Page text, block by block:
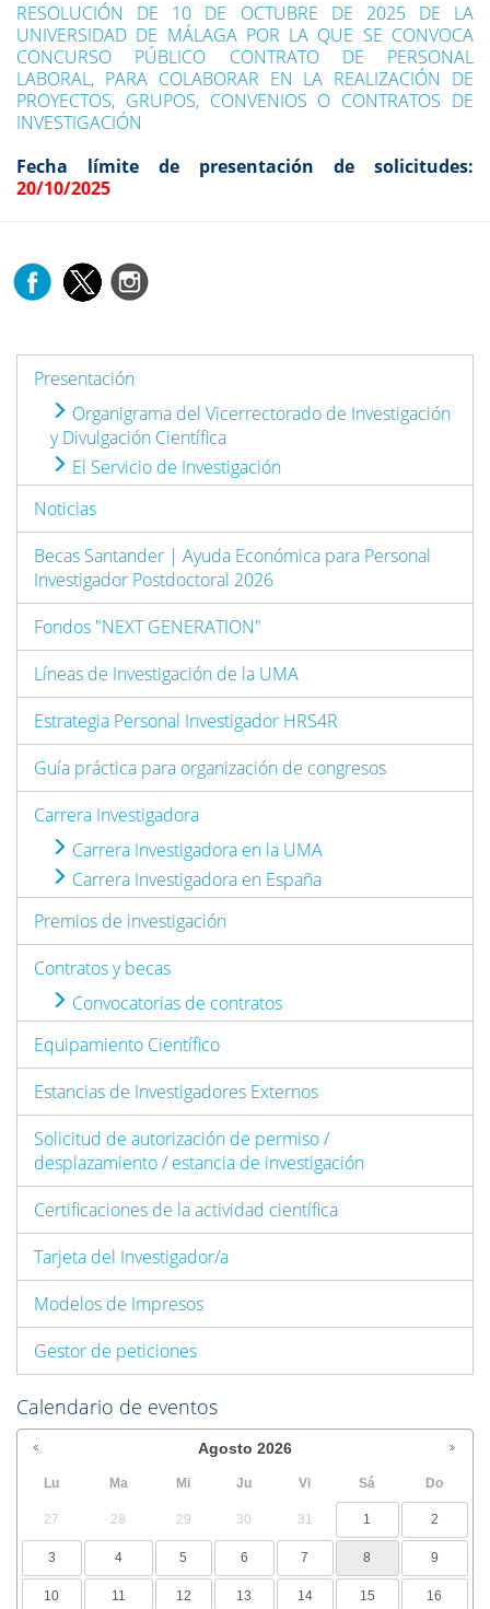
RESOLUCIÓN DE 10 DE OCTUBRE DE 2025 DE LA
UNIVERSIDAD DE MÁLAGA POR LA QUE SE CONVOCA
CONCURSO PÚBLICO CONTRATO DE PERSONAL
LABORAL, PARA COLABORAR EN LA REALIZACIÓN DE
PROYECTOS, GRUPOS, CONVENIOS O CONTRATOS DE
INVESTIGACIÓN
Fecha límite de presentación de solicitudes:
20/10/2025
Presentación
Organigrama del Vicerrectorado de Investigación
y Divulgación Científica
El Servicio de Investigación
Noticias
Becas Santander | Ayuda Económica para Personal
Investigador Postdoctoral 2026
Fondos "NEXT GENERATION"
Líneas de Investigación de la UMA
Estrategia Personal Investigador HRS4R
Guía práctica para organización de congresos
Carrera Investigadora
Carrera Investigadora en la UMA
Carrera Investigadora en España
Premios de investigación
Contratos y becas
Convocatorias de contratos
Equipamiento Científico
Estancias de Investigadores Externos
Solicitud de autorización de permiso /
desplazamiento / estancia de investigación
Certificaciones de la actividad científica
Tarjeta del Investigador/a
Modelos de Impresos
Gestor de peticiones
Calendario de eventos
Agosto 2026
Lu Ma Mi Ju Vi Sá Do
27 28 29 30 31 1 2
3 4 5 6 7 8 9
10 11 12 13 14 15 16